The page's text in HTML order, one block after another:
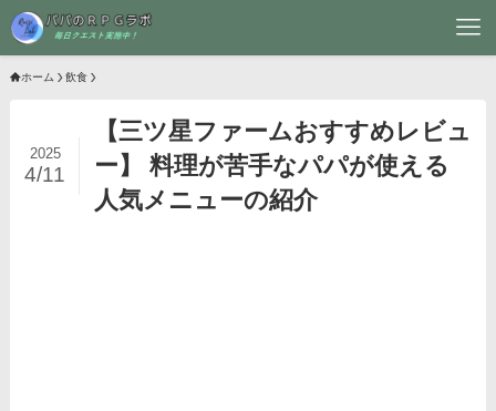
ホーム 飲食
【三ツ星ファームおすすめレビュ
ー】 料理が苦手なパパが使える
人気メニューの紹介
2025
4/11